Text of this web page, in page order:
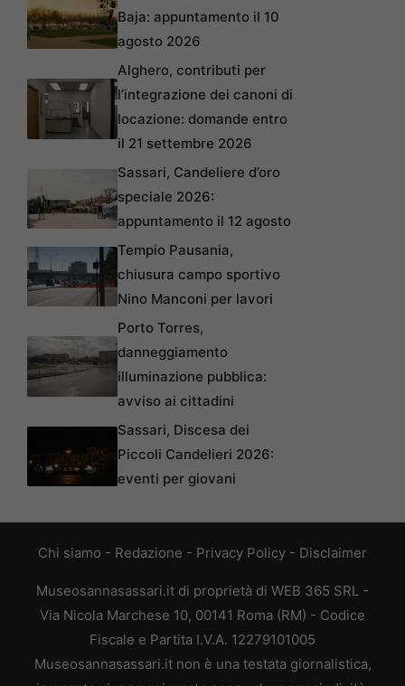
Baja: appuntamento il 10
agosto 2026
Alghero, contributi per
l’integrazione dei canoni di
locazione: domande entro
il 21 settembre 2026
Sassari, Candeliere d’oro
speciale 2026:
appuntamento il 12 agosto
Tempio Pausania,
chiusura campo sportivo
Nino Manconi per lavori
Porto Torres,
danneggiamento
illuminazione pubblica:
avviso ai cittadini
Sassari, Discesa dei
Piccoli Candelieri 2026:
eventi per giovani
Chi siamo - Redazione - Privacy Policy - Disclaimer
Museosannasassari.it di proprietà di WEB 365 SRL -
Via Nicola Marchese 10, 00141 Roma (RM) - Codice
Fiscale e Partita I.V.A. 12279101005
Museosannasassari.it non è una testata giornalistica,